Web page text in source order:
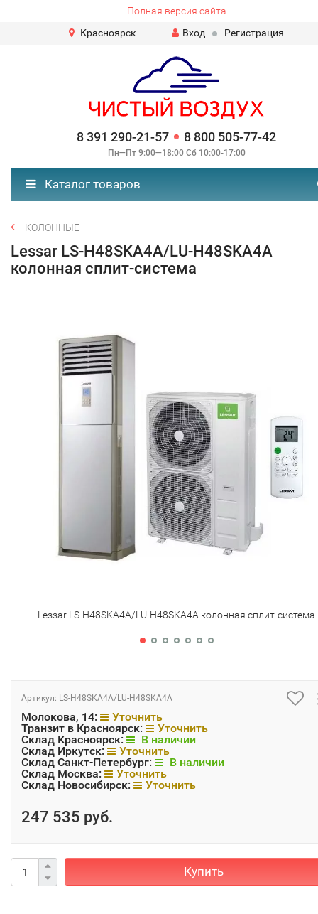
Полная версия сайта
Красноярск
Вход Регистрация
8 391 290-21-57 8 800 505-77-42
Пн—Пт 9:00—18:00 Сб 10:00-17:00
Каталог товаров
КОЛОННЫЕ
Lessar LS-H48SKA4A/LU-H48SKA4A
колонная сплит-система
Lessar LS-H48SKA4A/LU-H48SKA4A колонная сплит-система
Артикул: LS-H48SKA4A/LU-H48SKA4A
Молокова, 14:
Уточнить
Транзит в Красноярск:
Уточнить
Склад Красноярск:
В наличии
Склад Иркутск:
Уточнить
Склад Санкт-Петербург:
В наличии
Склад Москва:
Уточнить
Склад Новосибирск:
Уточнить
247 535 руб.
Купить